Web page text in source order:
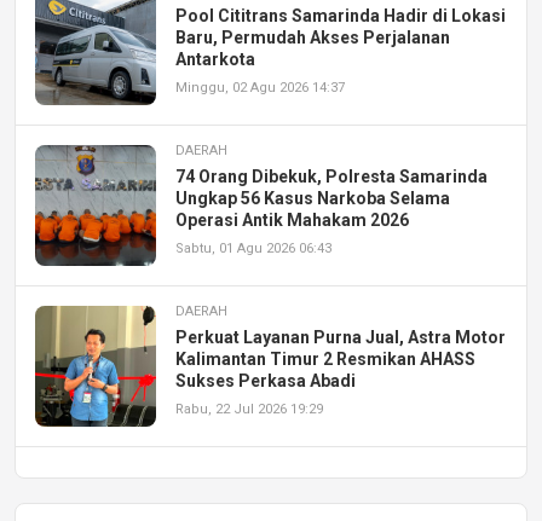
Pool Cititrans Samarinda Hadir di Lokasi
Baru, Permudah Akses Perjalanan
Antarkota
Minggu, 02 Agu 2026 14:37
DAERAH
74 Orang Dibekuk, Polresta Samarinda
Ungkap 56 Kasus Narkoba Selama
Operasi Antik Mahakam 2026
Sabtu, 01 Agu 2026 06:43
DAERAH
Perkuat Layanan Purna Jual, Astra Motor
Kalimantan Timur 2 Resmikan AHASS
Sukses Perkasa Abadi
Rabu, 22 Jul 2026 19:29